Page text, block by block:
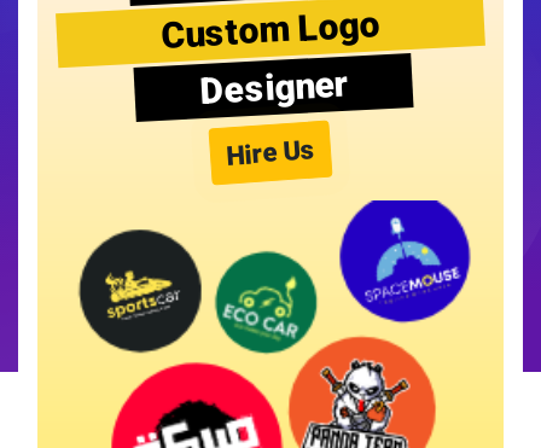
Custom Logo
Designer
Hire Us